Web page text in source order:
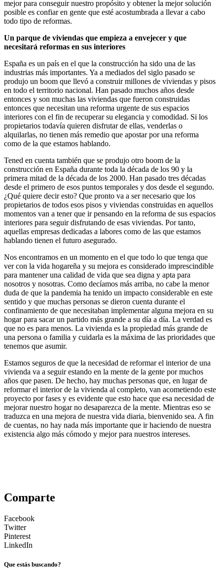
mejor para conseguir nuestro propósito y obtener la mejor solución
posible es confiar en gente que esté acostumbrada a llevar a cabo
todo tipo de reformas.
Un parque de viviendas que empieza a envejecer y que
necesitará reformas en sus interiores
España es un país en el que la construcción ha sido una de las
industrias más importantes. Ya a mediados del siglo pasado se
produjo un boom que llevó a construir millones de viviendas y pisos
en todo el territorio nacional. Han pasado muchos años desde
entonces y son muchas las viviendas que fueron construidas
entonces que necesitan una reforma urgente de sus espacios
interiores con el fin de recuperar su elegancia y comodidad. Si los
propietarios todavía quieren disfrutar de ellas, venderlas o
alquilarlas, no tienen más remedio que apostar por una reforma
como de la que estamos hablando.
Tened en cuenta también que se produjo otro boom de la
construcción en España durante toda la década de los 90 y la
primera mitad de la década de los 2000. Han pasado tres décadas
desde el primero de esos puntos temporales y dos desde el segundo.
¿Qué quiere decir esto? Que pronto va a ser necesario que los
propietarios de todos esos pisos y viviendas construidas en aquellos
momentos van a tener que ir pensando en la reforma de sus espacios
interiores para seguir disfrutando de esas viviendas. Por tanto,
aquellas empresas dedicadas a labores como de las que estamos
hablando tienen el futuro asegurado.
Nos encontramos en un momento en el que todo lo que tenga que
ver con la vida hogareña y su mejora es considerado imprescindible
para mantener una calidad de vida que sea digna y apta para
nosotros y nosotras. Como decíamos más arriba, no cabe la menor
duda de que la pandemia ha tenido un impacto considerable en este
sentido y que muchas personas se dieron cuenta durante el
confinamiento de que necesitaban implementar alguna mejora en su
hogar para sacar un partido más grande a su día a día. La verdad es
que no es para menos. La vivienda es la propiedad más grande de
una persona o familia y cuidarla es la máxima de las prioridades que
tenemos que asumir.
Estamos seguros de que la necesidad de reformar el interior de una
vivienda va a seguir estando en la mente de la gente por muchos
años que pasen. De hecho, hay muchas personas que, en lugar de
reformar el interior de la vivienda al completo, van acometiendo este
proyecto por fases y es evidente que esto hace que esa necesidad de
mejorar nuestro hogar no desaparezca de la mente. Mientras eso se
traduzca en una mejora de nuestra vida diaria, bienvenido sea. A fin
de cuentas, no hay nada más importante que ir haciendo de nuestra
existencia algo más cómodo y mejor para nuestros intereses.
Comparte
Facebook
Twitter
Pinterest
LinkedIn
Que estás buscando?